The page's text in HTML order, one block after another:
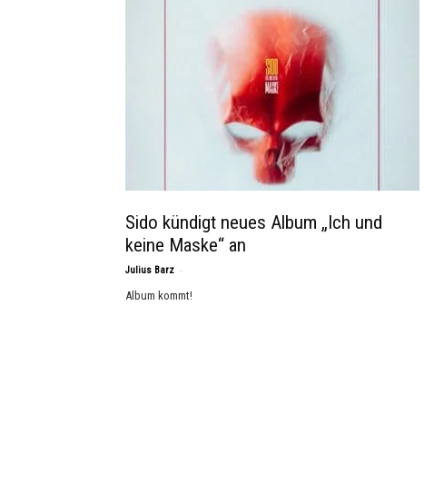
Sido kündigt neues Album „Ich und
keine Maske“ an
Julius Barz -
Album kommt!